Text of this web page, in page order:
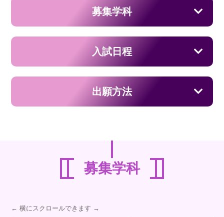
募集学科
入試日程
出願方法
募集学科
← 横にスクロールできます →